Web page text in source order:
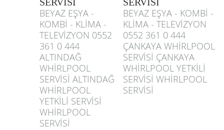
BEYAZ EŞYA -
KOMBİ - KLİMA -
TELEVİZYON 0552
361 0 444
ALTINDAĞ
WHİRLPOOL
SERVİSİ ALTINDAĞ
WHİRLPOOL
YETKİLİ SERVİSİ
WHİRLPOOL
SERVİSİ
BEYAZ EŞYA - KOMBİ -
KLİMA - TELEVİZYON
0552 361 0 444
ÇANKAYA WHİRLPOOL
SERVİSİ ÇANKAYA
WHİRLPOOL YETKİLİ
SERVİSİ WHİRLPOOL
SERVİSİ